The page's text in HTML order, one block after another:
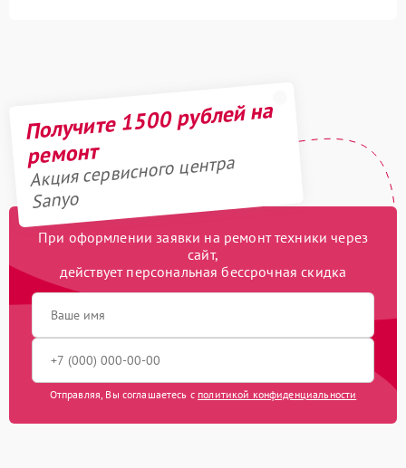
Получите 1500 рублей на
ремонт
Акция сервисного центра
Sanyo
При оформлении заявки на ремонт техники через
сайт,
действует персональная бессрочная скидка
Отправляя, Вы соглашаетесь с политикой конфиденциальности